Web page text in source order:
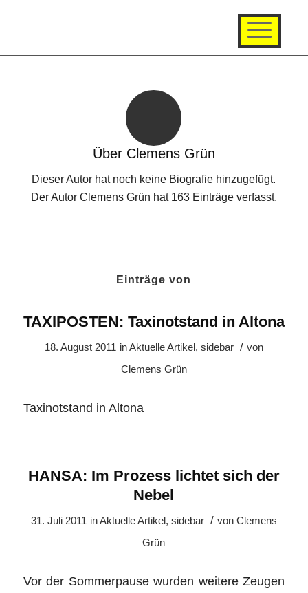
Über Clemens Grün
Dieser Autor hat noch keine Biografie hinzugefügt.
Der Autor Clemens Grün hat 163 Einträge verfasst.
Einträge von
TAXIPOSTEN: Taxinotstand in Altona
18. August 2011 inAktuelle Artikel , sidebar / von
Clemens Grün
Taxinotstand in Altona
HANSA: Im Prozess lichtet sich der
Nebel
31. Juli 2011 inAktuelle Artikel , sidebar / von Clemens
Grün
Vor der Sommerpause wurden weitere Zeugen